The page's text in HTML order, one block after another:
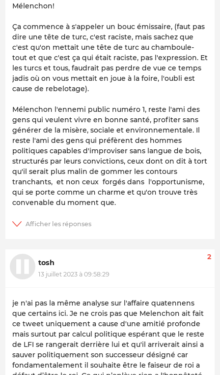
Mélenchon!
Ça commence à s'appeler un bouc émissaire, (faut pas
dire une tête de turc, c'est raciste, mais sachez que
c'est qu'on mettait une tête de turc au chamboule-
tout et que c'est ça qui était raciste, pas l'expression. Et
les turcs et tous, faudrait pas perdre de vue ce temps
jadis où on vous mettait en joue à la foire, l'oubli est
cause de rebelotage).
Mélenchon l'ennemi public numéro 1, reste l'ami des
gens qui veulent vivre en bonne santé, profiter sans
générer de la misère, sociale et environnementale. Il
reste l'ami des gens qui préfèrent des hommes
politiques capables d'improviser sans langue de bois,
structurés par leurs convictions, ceux dont on dit à tort
qu'il serait plus malin de gommer les contours
tranchants, et non ceux forgés dans l'opportunisme,
qui se porte comme un charme et qu'on trouve très
convenable du moment que.
tosh
13 juillet 2023 à 09:58:29
2
je n'ai pas la même analyse sur l'affaire quatennens
que certains ici. Je ne crois pas que Melenchon ait fait
ce tweet uniquement a cause d'une amitié profonde
mais surtout par calcul politique espérant que le reste
de LFI se rangerait derrière lui et qu'il arriverait ainsi a
sauver politiquement son successeur désigné car
fondamentalement il souhaite être le faiseur de roi a